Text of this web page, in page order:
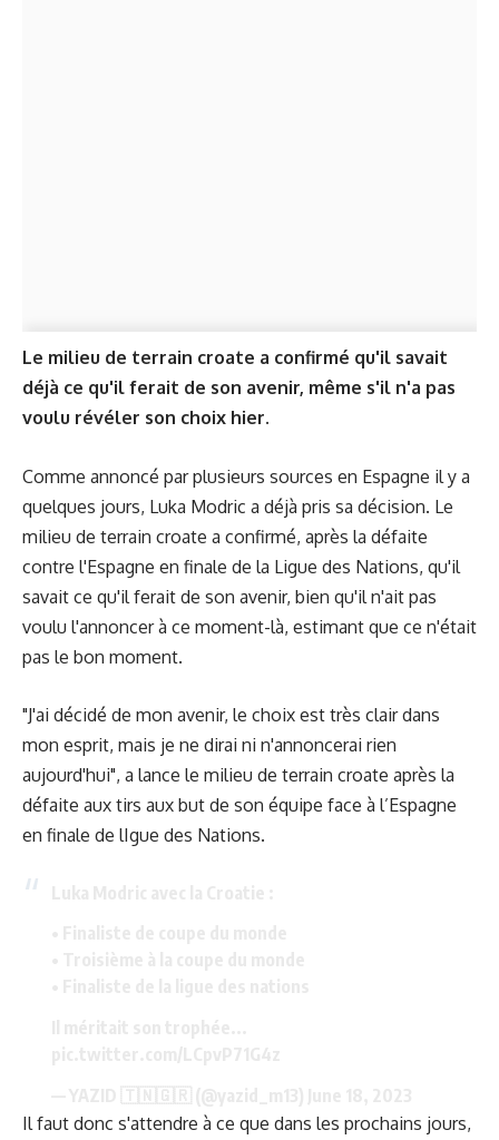
Le milieu de terrain croate a confirmé qu'il savait
déjà ce qu'il ferait de son avenir, même s'il n'a pas
voulu révéler son choix hier.
Comme annoncé par plusieurs sources en Espagne il y a
quelques jours, Luka Modric a déjà pris sa décision. Le
milieu de terrain croate a confirmé, après la défaite
contre l'Espagne en finale de la Ligue des Nations, qu'il
savait ce qu'il ferait de son avenir, bien qu'il n'ait pas
voulu l'annoncer à ce moment-là, estimant que ce n'était
pas le bon moment.
"J'ai décidé de mon avenir, le choix est très clair dans
mon esprit, mais je ne dirai ni n'annoncerai rien
aujourd'hui", a lance le milieu de terrain croate après la
défaite aux tirs aux but de son équipe face à l’Espagne
en finale de lIgue des Nations.
Il faut donc s'attendre à ce que dans les prochains jours,